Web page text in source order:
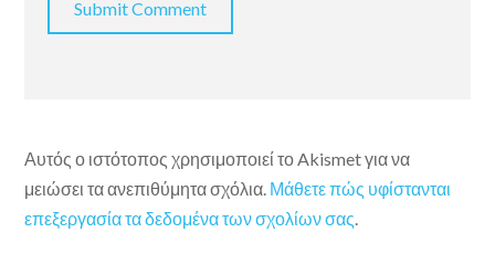
Αυτός ο ιστότοπος χρησιμοποιεί το Akismet για να
μειώσει τα ανεπιθύμητα σχόλια. Μάθετε πώς υφίστανται
επεξεργασία τα δεδομένα των σχολίων σας.